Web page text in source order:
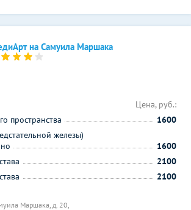
на Самуила Маршака
Маршака, д. 20,
Цена, руб.:
пространства
1600
железы)
1600
2100
2100